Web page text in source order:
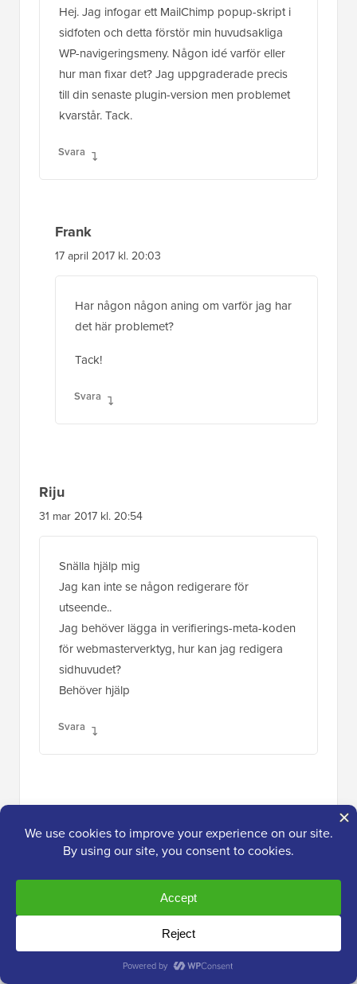
Hej. Jag infogar ett MailChimp popup-skript i
sidfoten och detta förstör min huvudsakliga
WP-navigeringsmeny. Någon idé varför eller
hur man fixar det? Jag uppgraderade precis
till din senaste plugin-version men problemet
kvarstår. Tack.
Svara
Frank
17 april 2017 kl. 20:03
Har någon någon aning om varför jag har
det här problemet?
Tack!
Svara
Riju
31 mar 2017 kl. 20:54
Snälla hjälp mig
Jag kan inte se någon redigerare för
utseende..
Jag behöver lägga in verifierings-meta-koden
för webmasterverktyg, hur kan jag redigera
sidhuvudet?
Behöver hjälp
Svara
Bamz
30 mars 2017 kl. 18:35
Tack så mycket. Var kan jag klistra in Google
AdSense-koden i detta plugin, header eller